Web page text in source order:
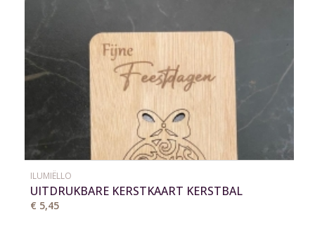
ILUMIËLLO
UITDRUKBARE KERSTKAART KERSTBAL
€ 5,45